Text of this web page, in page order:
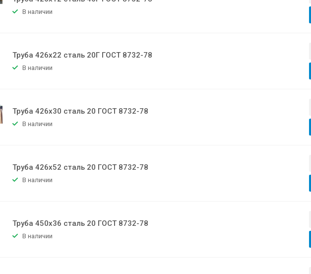
В наличии
Труба 426х22 сталь 20Г ГОСТ 8732-78
В наличии
Труба 426х30 сталь 20 ГОСТ 8732-78
В наличии
Труба 426х52 сталь 20 ГОСТ 8732-78
В наличии
Труба 450х36 сталь 20 ГОСТ 8732-78
В наличии